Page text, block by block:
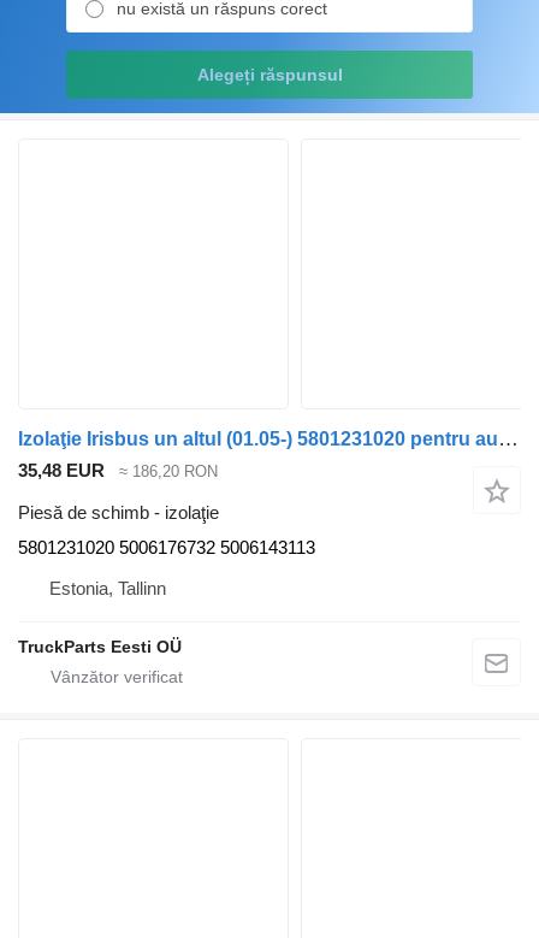
nu există un răspuns corect
Alegeți răspunsul
Izolaţie Irisbus un altul (01.05-) 5801231020 pentru autobuz Irisbus Access, Evadys, Axer, Karosa, Recreo, Domino, Agora, Citelis, Eurorider (1999-)
35,48 EUR ≈ 186,20 RON
Piesă de schimb - izolaţie
5801231020 5006176732 5006143113
Estonia, Tallinn
TruckParts Eesti OÜ